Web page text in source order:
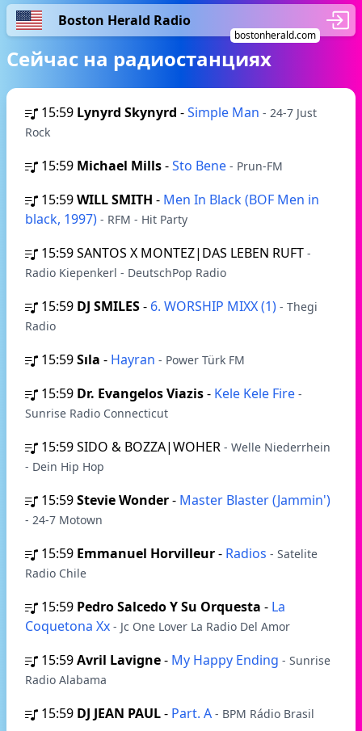
Boston Herald Radio
bostonherald.com
Сейчас на радиостанциях
15:59 Lynyrd Skynyrd -Simple Man - 24-7 Just
Rock
15:59 Michael Mills-Sto Bene - Prun-FM
15:59WILL SMITH - Men In Black (BOF Men in
black, 1997) - RFM - Hit Party
15:59SANTOS X MONTEZ|DAS LEBEN RUFT -
Radio Kiepenkerl - DeutschPop Radio
15:59 DJ SMILES- 6. WORSHIP MIXX (1) - Thegi
Radio
15:59Sıla - Hayran - Power Türk FM
15:59 Dr. Evangelos Viazis- Kele Kele Fire -
Sunrise Radio Connecticut
15:59SIDO & BOZZA|WOHER - Welle Niederrhein
- Dein Hip Hop
15:59Stevie Wonder- Master Blaster (Jammin')
- 24-7 Motown
15:59 Emmanuel Horvilleur- Radios - Satelite
Radio Chile
15:59 Pedro Salcedo Y Su Orquesta - La
Coquetona Xx - Jc One Lover La Radio Del Amor
15:59Avril Lavigne- My Happy Ending - Sunrise
Radio Alabama
15:59 DJ JEAN PAUL- Part. A - BPM Rádio Brasil